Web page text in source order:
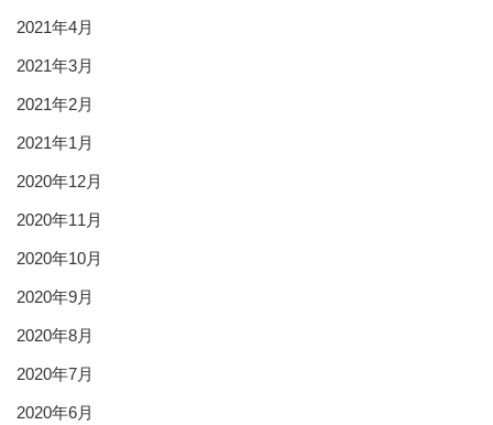
2021年4月
2021年3月
2021年2月
2021年1月
2020年12月
2020年11月
2020年10月
2020年9月
2020年8月
2020年7月
2020年6月